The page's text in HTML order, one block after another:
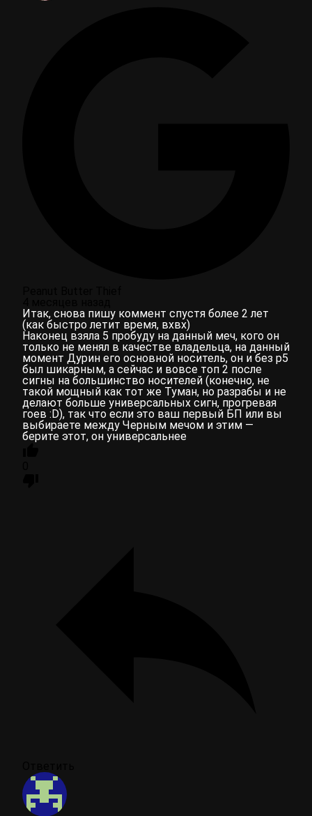
Итак, снова пишу коммент спустя более 2 лет
(как быстро летит время, вхвх)
Наконец взяла 5 пробуду на данный меч, кого он
только не менял в качестве владельца, на данный
момент Дурин его основной носитель, он и без р5
был шикарным, а сейчас и вовсе топ 2 после
сигны на большинство носителей (конечно, не
такой мощный как тот же Туман, но разрабы и не
делают больше универсальных сигн, прогревая
гоев :D), так что если это ваш первый БП или вы
выбираете между Черным мечом и этим —
берите этот, он универсальнее